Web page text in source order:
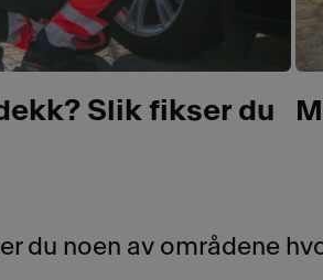
Slik fikser du
du noen av områdene